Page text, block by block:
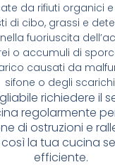
da rifiuti organici
di cibo, grassi e
fuoriuscita
o accumuli di
causati da
sifone o degli
richiedere il
regolarmente
di ostruzioni e
la tua cucina
efficiente.